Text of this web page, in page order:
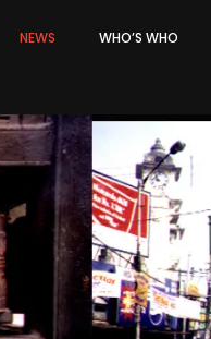
NEWS WHO’S WHO